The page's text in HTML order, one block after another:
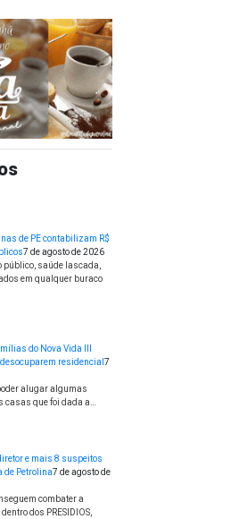
de PE contabilizam R$
7 de agosto de 2026
público, saúde lascada,
em qualquer buraco
do Nova Vida III
residencial 7
alugar algumas
que foi dada a…
e mais 8 suspeitos
de Petrolina7 de agosto de
combater a
dos PRESIDIOS,